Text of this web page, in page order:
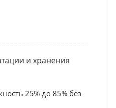
и хранения
25% до 85% без